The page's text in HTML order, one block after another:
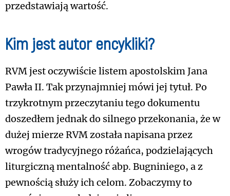
przedstawiają wartość.
Kim jest autor encykliki?
RVM jest oczywiście listem apostolskim Jana
Pawła II. Tak przynajmniej mówi jej tytuł. Po
trzykrotnym przeczytaniu tego dokumentu
doszedłem jednak do silnego przekonania, że w
dużej mierze RVM została napisana przez
wrogów tradycyjnego różańca, podzielających
liturgiczną mentalność abp. Bugniniego, a z
pewnością służy ich celom. Zobaczymy to